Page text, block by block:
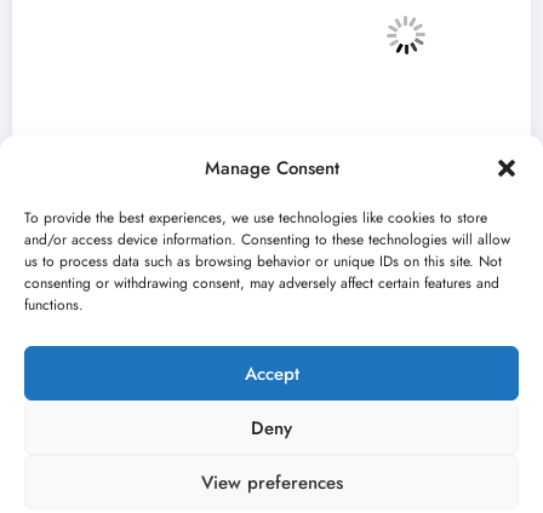
Manage Consent
To provide the best experiences, we use technologies like cookies to store
and/or access device information. Consenting to these technologies will allow
us to process data such as browsing behavior or unique IDs on this site. Not
consenting or withdrawing consent, may adversely affect certain features and
functions.
Accept
Deny
View preferences
Zulum Manifest predstavlja radove deset
Nikola Spasić
O nama Uslovi Kontakt